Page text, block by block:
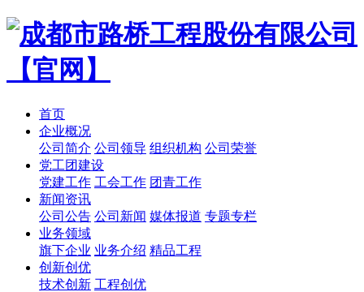
首页
企业概况
公司简介 公司领导 组织机构 公司荣誉
党工团建设
党建工作 工会工作 团青工作
新闻资讯
公司公告 公司新闻 媒体报道 专题专栏
业务领域
旗下企业 业务介绍 精品工程
创新创优
技术创新 工程创优